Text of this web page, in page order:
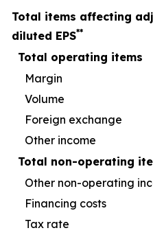
Total items affecting
diluted EPS**
Total operating items
Margin
Volume
Foreign exchange
Other income
Total non-operating
Other non-operating
Financing costs
Tax rate